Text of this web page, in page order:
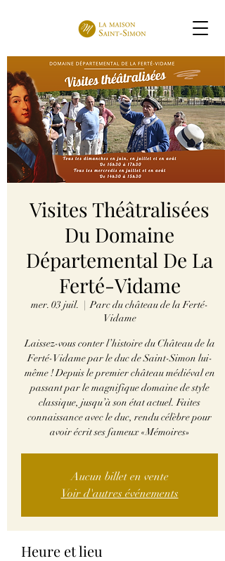
Visites Théâtralisées
Du Domaine
Départemental De La
Ferté-Vidame
mer. 03 juil.
  |
Parc du château de la Ferté-
Vidame
Laissez-vous conter l’histoire du Château de la
Ferté-Vidame par le duc de Saint-Simon lui-
même ! Depuis le premier château médiéval en
passant par le magnifique domaine de style
classique, jusqu’à son état actuel. Faites
connaissance avec le duc, rendu célèbre pour
avoir écrit ses fameux «Mémoires»
Aucun billet en vente
Voir d'autres événements
Heure et lieu